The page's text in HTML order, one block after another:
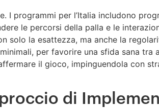
I programmi per l’Italia includono
le percorsi della palla e le
solo la esattezza, ma anche la
per favorire una sfida sana
il gioco, impinguendola con
di